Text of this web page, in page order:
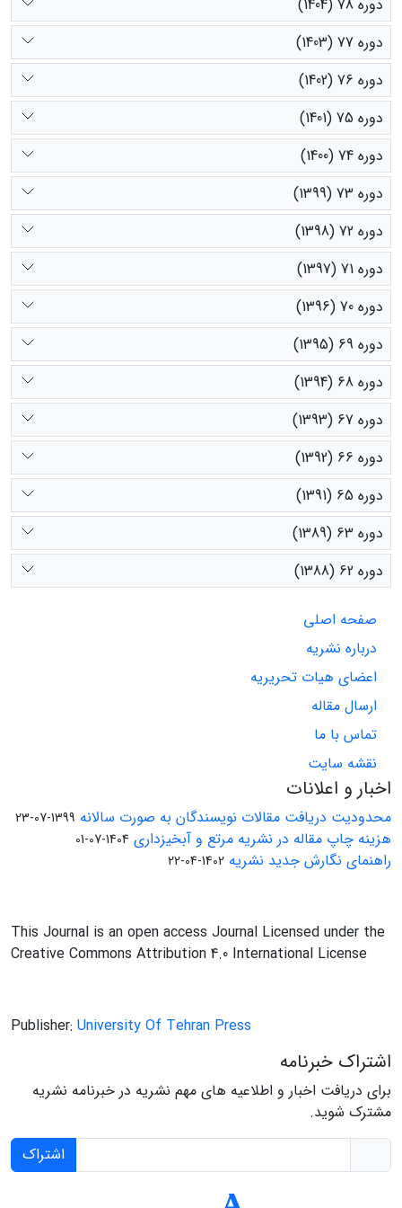
دوره 78 (1404)
دوره 77 (1403)
دوره 76 (1402)
دوره 75 (1401)
دوره 74 (1400)
دوره 73 (1399)
دوره 72 (1398)
دوره 71 (1397)
دوره 70 (1396)
دوره 69 (1395)
دوره 68 (1394)
دوره 67 (1393)
دوره 66 (1392)
دوره 65 (1391)
دوره 63 (1389)
دوره 62 (1388)
صفحه اصلی
درباره نشریه
اعضای هیات تحریریه
ارسال مقاله
تماس با ما
نقشه سایت
اخبار و اعلانات
محدودیت دریافت مقالات نویسندگان به صورت سالانه 1399-07-23
هزینه چاپ مقاله در نشریه مرتع و آبخیزداری 1404-07-01
راهنمای نگارش جدید نشریه 1402-04-22
This Journal is an open access Journal Licensed under the
Creative Commons Attribution 4.0 International License
Publisher: University Of Tehran Press
اشتراک خبرنامه
برای دریافت اخبار و اطلاعیه های مهم نشریه در خبرنامه نشریه
مشترک شوید.
اشتراک